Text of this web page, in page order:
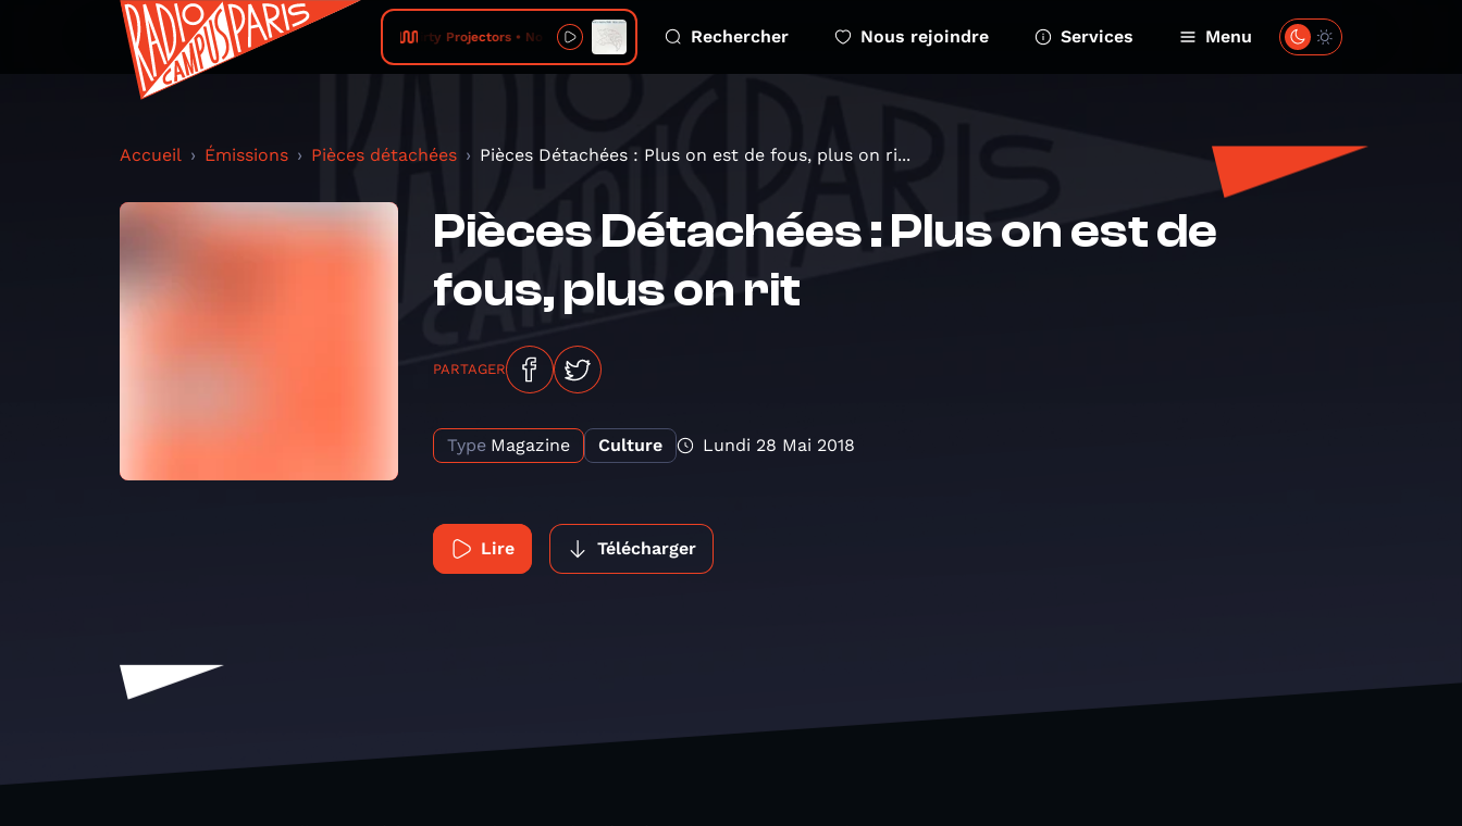
Dirty Projectors • No More Rechercher Nous rejoindre Services Menu
Accueil Émissions Pièces détachées Pièces Détachées : Plus on est de fous, plus on ri...
Pièces Détachées : Plus on est de
fous, plus on rit
PARTAGER
Type Magazine Culture Lundi 28 Mai 2018
Lire Télécharger